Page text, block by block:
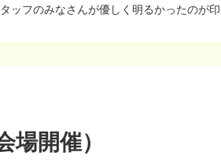
ッフのみなさんが優しく明るかったのが印
場開催）